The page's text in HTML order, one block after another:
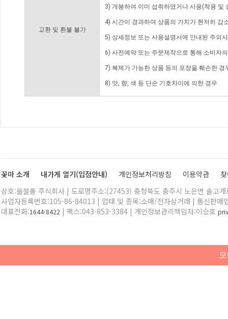
교환 및 환불 불가
3) 개봉하여 이미 섭취하였거나 사용(착용 및
4) 시간이 경과하여 상품의 가치가 현저히 감
5) 상세정보 또는 사용설명서에 안내된 주의
6) 사전예약 또는 주문제작으로 통해 소비자
7) 복제가 가능한 상품 등의 포장을 훼손한 경
8) 맛, 향, 색 등 단순 기호차이에 의한 경우
꽃마 소개 내가게 열기(입점안내) 개인정보처리방침 이용약관
상호:올블룸 주식회사 | 도로명주소:(27453) 충청북도 충주시 노은면 솔고
사업자등록번호:105-86-84013 | 업태 및 종목:소매/전자상거래 | 통신판매
대표전화:1644-8422 | 팩스:043-853-3384 | 개인정보관리책임자:이승호